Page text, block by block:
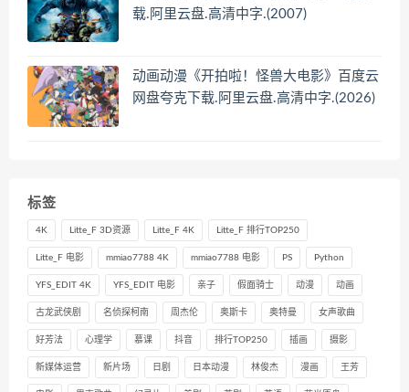
载.阿里云盘.高清中字.(2007)
动画动漫《开拍啦！怪兽大电影》百度云
网盘夸克下载.阿里云盘.高清中字.(2026)
标签
4K Litte_F 3D资源 Litte_F 4K Litte_F 排行TOP250
Litte_F 电影 mmiao7788 4K mmiao7788 电影 PS Python
YFS_EDIT 4K YFS_EDIT 电影 亲子 假面骑士 动漫 动画
古龙武侠剧 名侦探柯南 周杰伦 奥斯卡 奥特曼 女声歌曲
好芳法 心理学 慕课 抖音 排行TOP250 插画 摄影
新媒体运营 新片场 日剧 日本动漫 林俊杰 漫画 王芳